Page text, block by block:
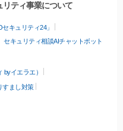
ティ事業について
キュリティ24」
セキュリティ相談AIチャットボット
イエラエ）
すまし対策